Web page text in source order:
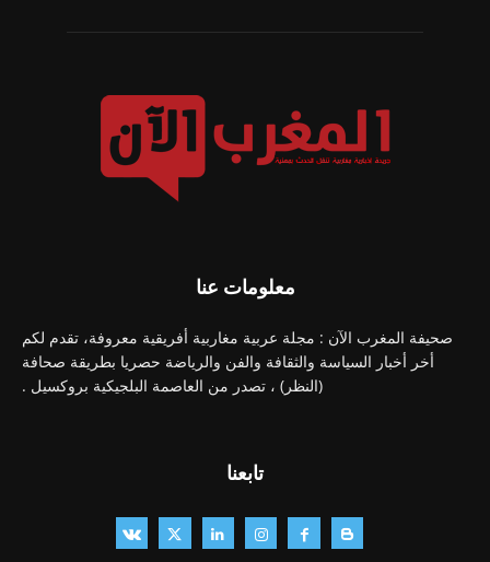
معلومات عنا
صحيفة المغرب الآن : مجلة عربية مغاربية أفريقية معروفة، تقدم لكم
أخر أخبار السياسة والثقافة والفن والرياضة حصريا بطريقة صحافة
(النظر) ، تصدر من العاصمة البلجيكية بروكسيل .
تابعنا